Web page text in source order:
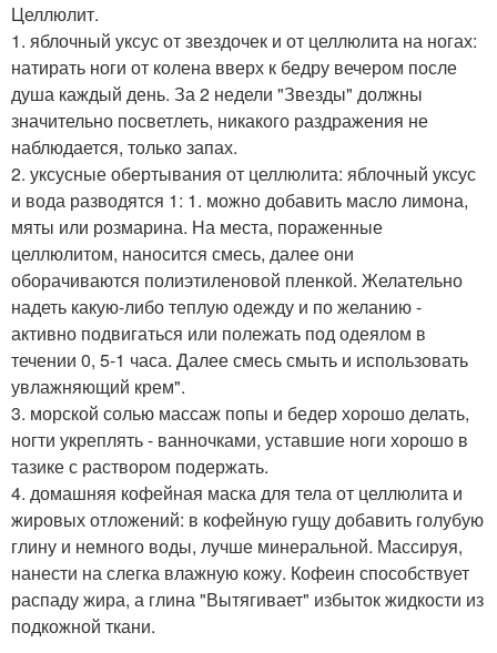
Целлюлит.
1. яблочный уксус от звездочек и от целлюлита на ногах:
натирать ноги от колена вверх к бедру вечером после
душа каждый день. За 2 недели "Звезды" должны
значительно посветлеть, никакого раздражения не
наблюдается, только запах.
2. уксусные обертывания от целлюлита: яблочный уксус
и вода разводятся 1: 1. можно добавить масло лимона,
мяты или розмарина. На места, пораженные
целлюлитом, наносится смесь, далее они
оборачиваются полиэтиленовой пленкой. Желательно
надеть какую-либо теплую одежду и по желанию -
активно подвигаться или полежать под одеялом в
течении 0, 5-1 часа. Далее смесь смыть и использовать
увлажняющий крем".
3. морской солью массаж попы и бедер хорошо делать,
ногти укреплять - ванночками, уставшие ноги хорошо в
тазике с раствором подержать.
4. домашняя кофейная маска для тела от целлюлита и
жировых отложений: в кофейную гущу добавить голубую
глину и немного воды, лучше минеральной. Массируя,
нанести на слегка влажную кожу. Кофеин способствует
распаду жира, а глина "Вытягивает" избыток жидкости из
подкожной ткани.